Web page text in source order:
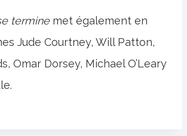
terminemet également en
Jude Courtney, Will Patton,
Omar Dorsey, Michael O’Leary